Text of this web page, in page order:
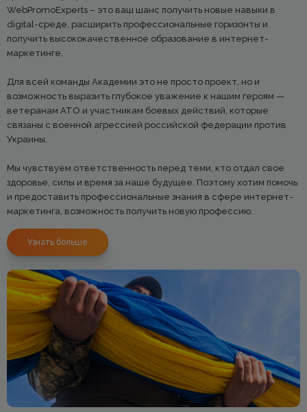
WebPromoExperts – это ваш шанс получить новые навыки в
digital-среде, расширить профессиональные горизонты и
получить высококачественное образование в интернет-
маркетинге.
Для всей команды Академии это не просто проект, но и
возможность выразить глубокое уважение к нашим героям —
ветеранам АТО и участникам боевых действий, которые
связаны с военной агрессией российской федерации против
Украины.
Мы чувствуем ответственность перед теми, кто отдал свое
здоровье, силы и время за наше будущее. Поэтому хотим помочь
и предоставить профессиональные знания в сфере интернет-
маркетинга, возможность получить новую профессию.
Узнать больше